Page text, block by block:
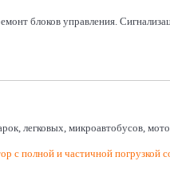
блоков управления.
легковых, микроавтобусов,
полной и частичной погрузкой